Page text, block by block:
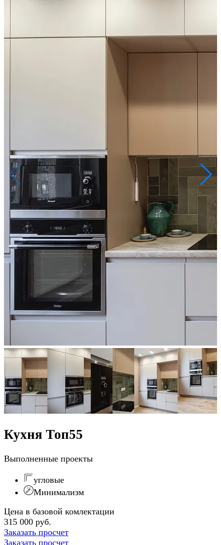
Кухня Топ55
Выполненные проекты
угловые
Минимализм
Цена в базовой комлектации
315 000 руб.
Заказать просчет
Заказать просчет